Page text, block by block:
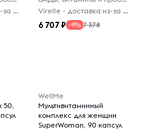
Virelle - доставка из-за рубежа
Virelle - доставка из-за рубежа
6 707 -9% 7 378
50,
WellMe
Мультивитаминный
комплекс для женщин
SuperWoman, 90 капсул